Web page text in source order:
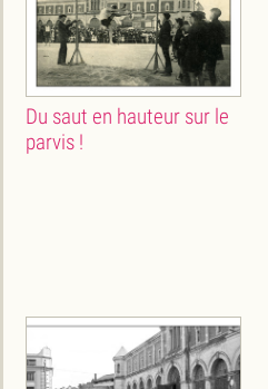
Du saut en hauteur sur le
parvis !